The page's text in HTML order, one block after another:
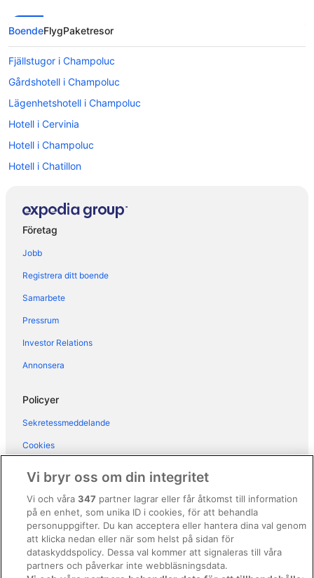
BoendeFlygPaketresor
Fjällstugor i Champoluc
Gårdshotell i Champoluc
Lägenhetshotell i Champoluc
Hotell i Cervinia
Hotell i Champoluc
Hotell i Chatillon
Hotell i Gressoney-la-Trinite
Hotell i Gressoney-Saint-Jean
Hotell i Lignod
Hotell i Montjovet
Hotell i Valtournenche
Företag
Jobb
Registrera ditt boende
Samarbete
Pressrum
Investor Relations
Annonsera
Policyer
Sekretessmeddelande
Cookies
Regler och villkor för Vrbo
Tillgänglighetsanpassning
Juridisk information/Kontakta oss
Vi bryr oss om din integritet
Vi och våra347 partner lagrar eller får åtkomst till information
på en enhet, som unika ID i cookies, för att behandla
personuppgifter. Du kan acceptera eller hantera dina val genom
att klicka nedan eller när som helst på sidan för
dataskyddspolicy. Dessa val kommer att signaleras till våra
partners och påverkar inte webbläsningsdata.